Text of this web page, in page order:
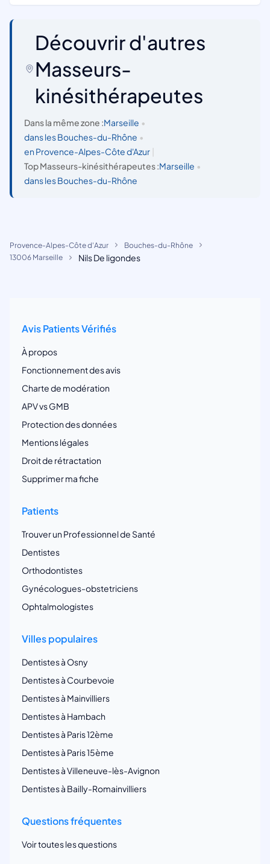
Découvrir d'autres
Masseurs-
kinésithérapeutes
Dans la même zone :Marseille •
dans les Bouches-du-Rhône •
en Provence-Alpes-Côte d'Azur
Top Masseurs-kinésithérapeutes :Marseille •
dans les Bouches-du-Rhône
Provence-Alpes-Côte d'Azur
Bouches-du-Rhône
13006 Marseille
Nils De ligondes
Avis Patients Vérifiés
À propos
Fonctionnement des avis
Charte de modération
APV vs GMB
Protection des données
Mentions légales
Droit de rétractation
Supprimer ma fiche
Patients
Trouver un Professionnel de Santé
Dentistes
Orthodontistes
Gynécologues-obstetriciens
Ophtalmologistes
Villes populaires
Dentistes à Osny
Dentistes à Courbevoie
Dentistes à Mainvilliers
Dentistes à Hambach
Dentistes à Paris 12ème
Dentistes à Paris 15ème
Dentistes à Villeneuve-lès-Avignon
Dentistes à Bailly-Romainvilliers
Questions fréquentes
Voir toutes les questions